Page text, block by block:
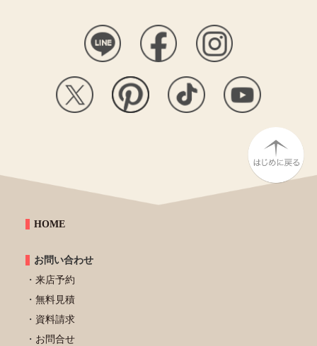
HOME
お問い合わせ
来店予約
無料見積
資料請求
お問合せ